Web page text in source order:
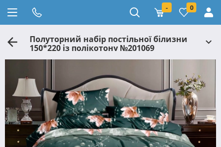
- 0
Полуторний набір постільної білизни
150*220 із полікотону №201069
Черешенька™